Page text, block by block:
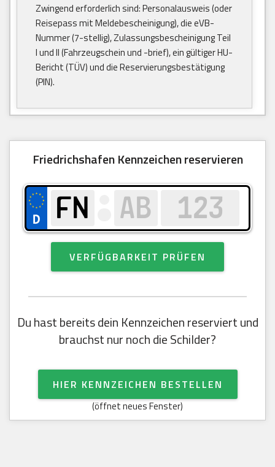
Zwingend erforderlich sind: Personalausweis (oder
Reisepass mit Meldebescheinigung), die eVB-
Nummer (7-stellig), Zulassungsbescheinigung Teil
I und II (Fahrzeugschein und -brief), ein gültiger HU-
Bericht (TÜV) und die Reservierungsbestätigung
(PIN).
Friedrichshafen Kennzeichen reservieren
VERFÜGBARKEIT PRÜFEN
Du hast bereits dein Kennzeichen reserviert und
brauchst nur noch die Schilder?
HIER KENNZEICHEN BESTELLEN
(öffnet neues Fenster)